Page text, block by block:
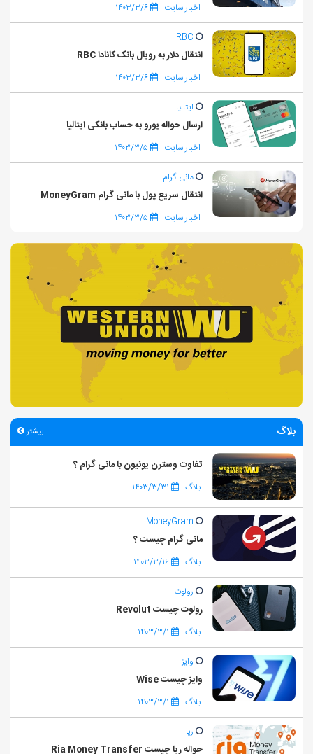
اخبار سایت ۱۴۰۳/۳/۶
RBC
انتقال دلار به رویال بانک کانادا RBC
اخبار سایت ۱۴۰۳/۳/۶
ایتالیا
ارسال حواله یورو به حساب بانکی ایتالیا
اخبار سایت ۱۴۰۳/۳/۵
مانی گرام
انتقال سریع پول با مانی گرام MoneyGram
اخبار سایت ۱۴۰۳/۳/۵
بلاگ بیشتر
تفاوت وسترن یونیون با مانی گرام ؟
بلاگ ۱۴۰۳/۳/۳۱
MoneyGram
مانی گرام چیست ؟
بلاگ ۱۴۰۳/۳/۱۶
رولوت
رولوت چیست Revolut
بلاگ ۱۴۰۳/۳/۱
وایز
وایز چیست Wise
بلاگ ۱۴۰۳/۳/۱
ریا
حواله ریا چیست Ria Money Transfer